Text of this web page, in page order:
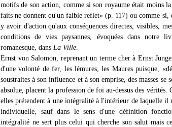
motifs de son action, comme si son royaume était moins
faits ne donnent qu'un faible reflet» (p. 117) ou comme si,
y avoir d'action qu'aux conséquences directes, visibles,
conditions de vies paysannes, évoquées dans notre
romanesque, dans La Ville
Ernst von Salomon, reprenant un terme cher à Ernst
d'une volonté de fer, les lémures, les Maures puisque,
soustraites à son influence et à son emprise, des masses
absolue, placent la profession de foi au-dessus des vérités.
elles prétendent à une intégralité à l'intérieur de laquelle
individuelle, sauf dans le sens d'une définition
intégralité ne sert plus celui qui cherche son salut mais